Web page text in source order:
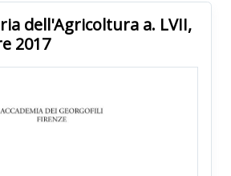
dell'Agricoltura a. LVII,
2017